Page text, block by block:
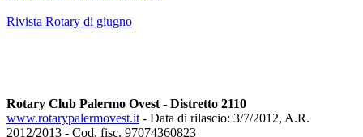
Rivista Rotary di giugno
Rotary Club Palermo Ovest - Distretto 2110
www.rotarypalermovest.it - Data di rilascio: 3/7/2012, A.R.
2012/2013 - Cod. fisc. 97074360823